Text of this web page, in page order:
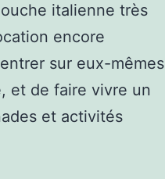
italienne très
encore
sur eux-mêmes
et de faire vivre un
et activités